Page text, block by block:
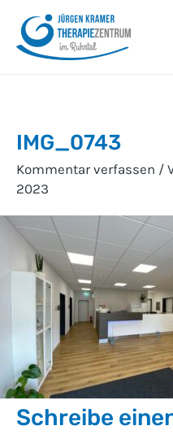
Inhalt
springen
IMG_0743
Kommentar verfassen /
2023
Schreibe